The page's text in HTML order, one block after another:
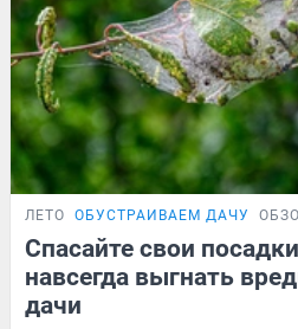
ЛЕТО ОБУСТРАИВАЕМ ДАЧУ
Спасайте свои
навсегда выгнать
дачи